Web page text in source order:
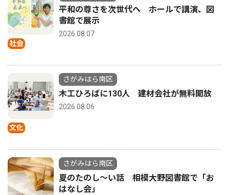
社会
平和の尊さを次世代へ ホールで講演、図
書館で展示
2026.08.07
文化
さがみはら南区
木工ひろばに130人 建材会社が無料開放
2026.08.06
さがみはら南区
夏のたのし〜い話 相模大野図書館で「お
はなし会」